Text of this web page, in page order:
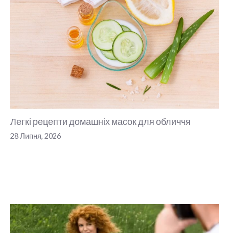
Легкі рецепти домашніх масок для обличчя
28 Липня, 2026